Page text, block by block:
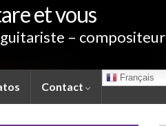
et vous
– compositeur
Contact
Français